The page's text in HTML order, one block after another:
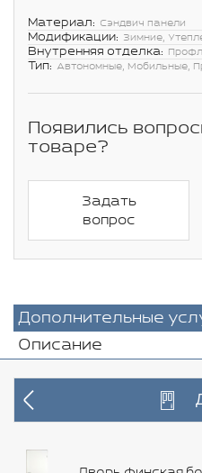
Материал: Сэндвич панели
Модификации: Зимние,
Внутренняя отделка:
Тип: Автономные, Мобильные,
Появились
товаре?
Задать
вопрос
Дополнительные
Описание